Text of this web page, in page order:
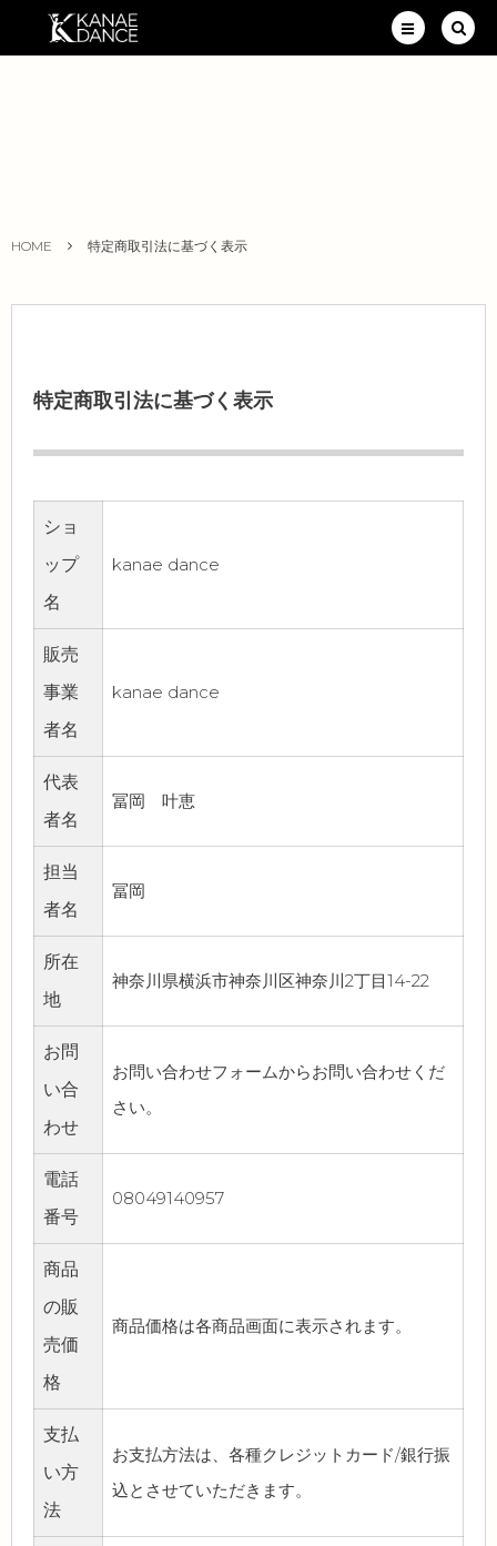
HOME 特定商取引法に基づく表示
特定商取引法に基づく表示
ショ
ップ
名
kanae dance
販売
事業
者名
kanae dance
代表
者名
冨岡 叶恵
担当
者名
冨岡
所在
地
神奈川県横浜市神奈川区神奈川2丁目14-22
お問
い合
わせ
お問い合わせフォームからお問い合わせくだ
さい。
電話
番号
08049140957
商品
の販
売価
格
商品価格は各商品画面に表示されます。
支払
い方
法
お支払方法は、各種クレジットカード/銀行振
込とさせていただきます。